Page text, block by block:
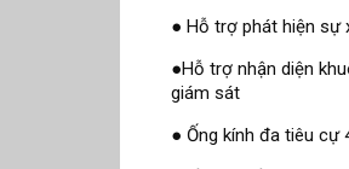
● Hỗ trợ phát hiện sự
●Hỗ trợ nhận diện
giám sát
● Ống kính đa tiêu